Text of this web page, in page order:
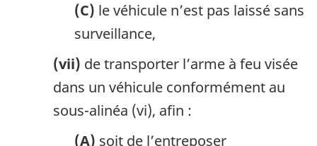
(C) le véhicule n’est pas laissé sans
surveillance,
(vii) de transporter l’arme à feu visée
dans un véhicule conformément au
sous-alinéa (vi), afin :
(A) soit de l’entreposer